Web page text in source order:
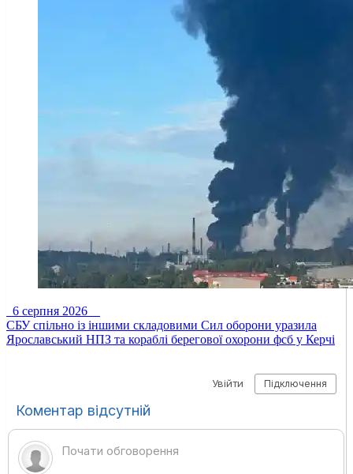
6 серпня 2026
СБУ спільно із іншими складовими Сил оборони уразила
Ярославський НПЗ та кораблі берегової охорони фсб у Керчі